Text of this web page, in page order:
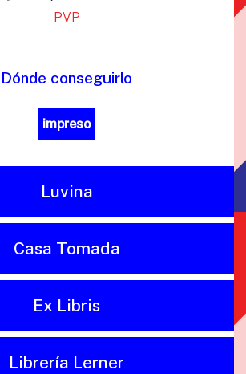
PVP
Dónde conseguirlo
impreso
Luvina
Casa Tomada
Ex Libris
Librería Lerner